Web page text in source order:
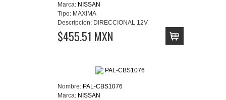
Marca: NISSAN
Tipo: MAXIMA
Descripcion: DIRECCIONAL 12V
$455.51 MXN
Nombre: PAL-CBS1076
Marca: NISSAN